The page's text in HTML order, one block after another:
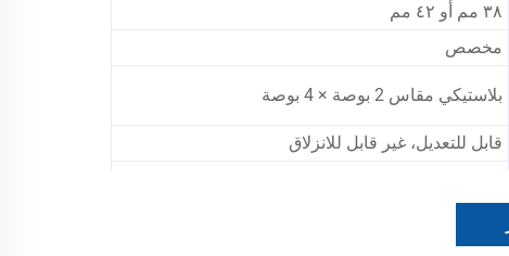
٣٨ مم أو ٤٢ مم
مخصص
بلاستيكي مقاس 2 بوصة × 4 بوصة
قابل للتعديل، غير قابل للانزلاق
الصغيرة لمنعها من التحرك